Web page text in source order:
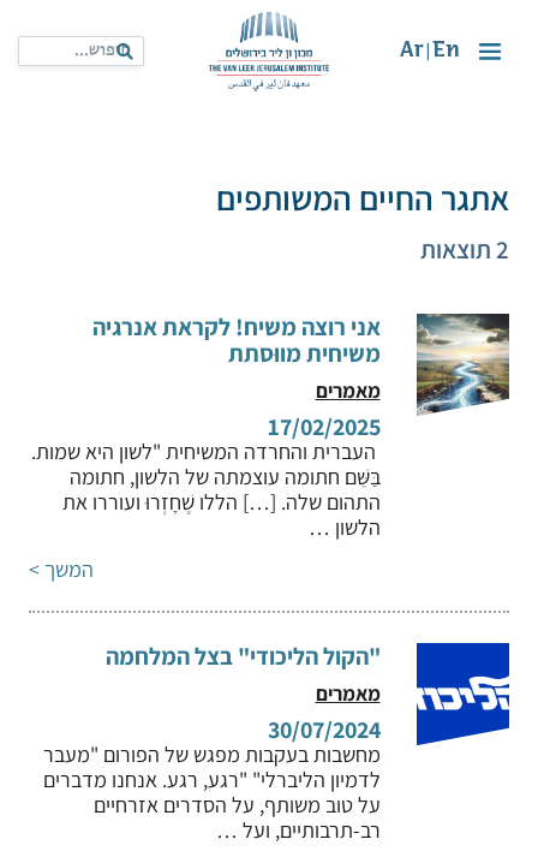
En
Ar
אתגר החיים המשותפים
2 תוצאות
אני רוצה משיח! לקראת אנרגיה
משיחית מווּסתת
מאמרים
17/02/2025
העברית והחרדה המשיחית "לשון היא שמות.
בַּשֵּׁם חתומה עוצמתה של הלשון, חתומה
התהום שלה. […] הללו שֶׁחָזְרוּ ועוררו את
הלשון …
המשך >
"הקול הליכודי" בצל המלחמה
מאמרים
30/07/2024
מחשבות בעקבות מפגש של הפורום "מעבר
לדמיון הליברלי" "רגע, רגע. אנחנו מדברים
על טוב משותף, על הסדרים אזרחיים
רב-תרבותיים, ועל …